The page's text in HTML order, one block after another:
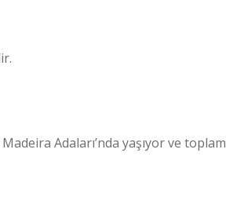
Adaları’nda yaşıyor ve toplam